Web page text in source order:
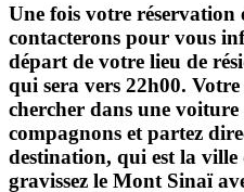
Une fois votre réservation
contacterons pour vous
départ de votre lieu de
qui sera vers 22h00.
chercher dans une voiture
compagnons et partez
destination, qui est la ville
gravissez le Mont Sinaï